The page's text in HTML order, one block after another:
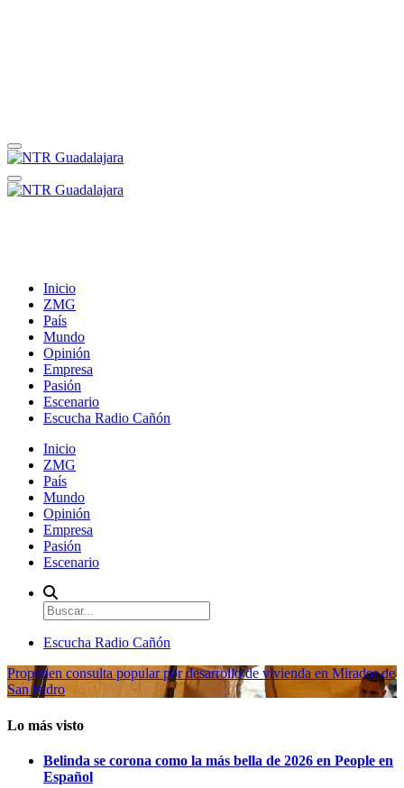
Inicio
ZMG
País
Mundo
Opinión
Empresa
Pasión
Escenario
Escucha Radio Cañón
Inicio
ZMG
País
Mundo
Opinión
Empresa
Pasión
Escenario
Escucha Radio Cañón
Proponen consulta popular por desarrollo de vivienda en Mirador de
San Isidro
Lo más visto
Belinda se corona como la más bella de 2026 en People en
Español